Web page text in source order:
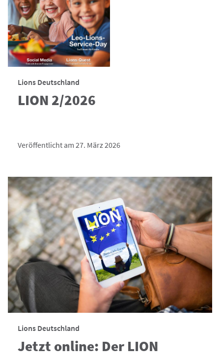
Lions Deutschland
LION 2/2026
Veröffentlicht am 27. März 2026
Lions Deutschland
Jetzt online: Der LION